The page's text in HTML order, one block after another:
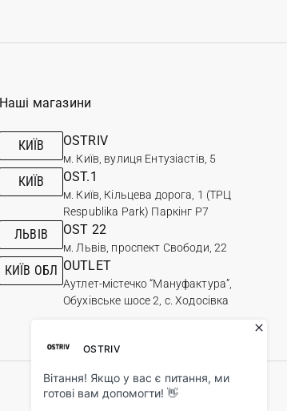
Наші магазини
КИЇВ OSTRIV
м. Київ, вулиця Ентузіастів, 5
КИЇВ OST.1
м. Київ, Кільцева дорога, 1 (ТРЦ
Respublika Park) Паркінг Р7
ЛЬВІВ OST 22
м. Львів, проспект Свободи, 22
КИЇВ ОБЛ OUTLET
Аутлет-містечко “Мануфактура”,
Обухівське шосе 2, с. Ходосівка